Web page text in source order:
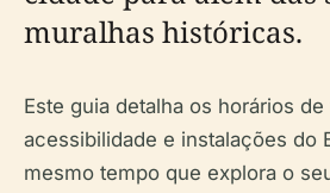
muralhas históricas.
Este guia detalha os horários
acessibilidade e instalações do
mesmo tempo que explora o